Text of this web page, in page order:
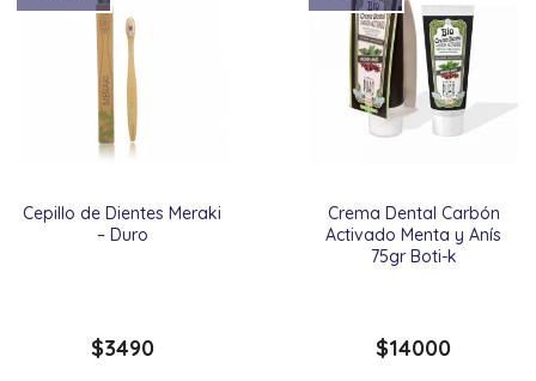
Cepillo de Dientes Meraki
– Duro
$3490
Crema Dental Carbón
Activado Menta y Anís
75gr Boti-k
$14000